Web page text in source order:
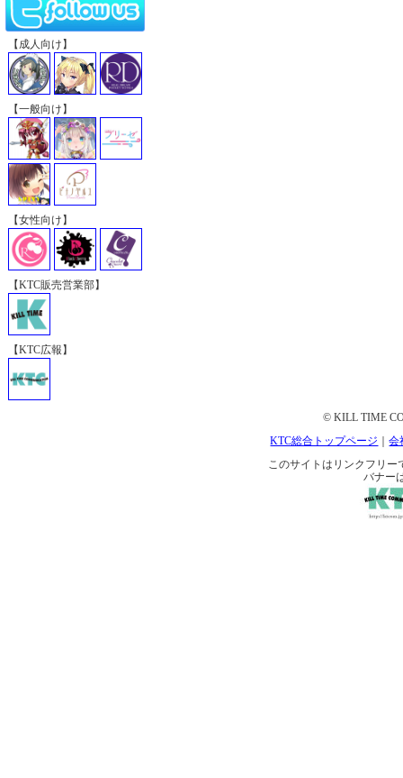
【成人向け】
【一般向け】
【女性向け】
【KTC販売営業部】
【KTC広報】
© KILL TIME
KTC総合トップページ
｜会
このサイトはリンクフリー
バナー